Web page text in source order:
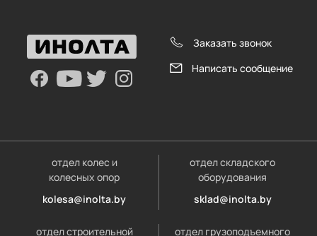
Заказать звонок
Написать сообщение
отдел колес и
колесных опор
kolesa@inolta.by
отдел складского
оборудования
sklad@inolta.by
отдел строительной отдел грузоподъемного